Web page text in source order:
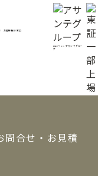
お客様相談窓口
東証プライム アサンテグルー
プ
問合せ・お見積